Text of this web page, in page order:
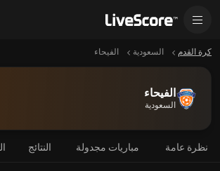
كرة القدم السعودية الفيحاء
الفيحاء
السعودية
نظرة عامة مباريات مجدولة النتائج